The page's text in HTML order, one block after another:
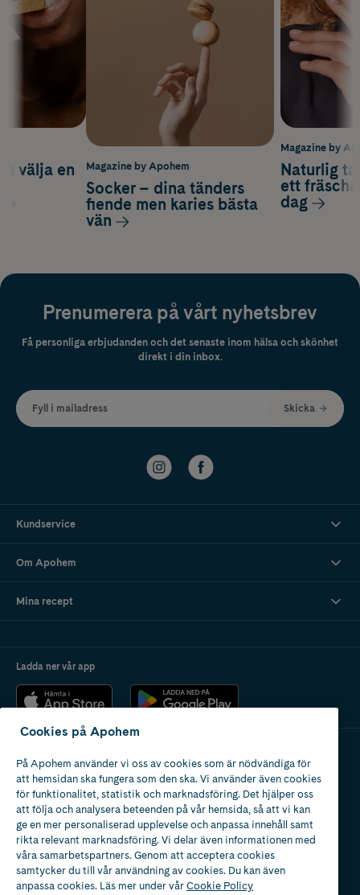
Magazine by
Naturlig
ett
dag
välja en
Magazine by Apohem
Socker – dina tänders
fiende men karies bästa
vän
Prenumerera på vårt nyhetsbrev
Få personliga erbjudanden och det senaste inom hälsa och skönhet
direkt i din inbox.
Fyll i mailadress Skicka
Kundservice
Om Apohem
Mina recept
Ladda ner vår app
Apotek med tillstånd
av Läkemedelsverket
Cookies på Apohem
På Apohem använder vi oss av cookies som är nödvändiga för
att hemsidan ska fungera som den ska. Vi använder även cookies
för funktionalitet, statistik och marknadsföring. Det hjälper oss
att följa och analysera beteenden på vår hemsida, så att vi kan
ge en mer personaliserad upplevelse och anpassa innehåll samt
rikta relevant marknadsföring. Vi delar även informationen med
våra samarbetspartners. Genom att acceptera cookies
samtycker du till vår användning av cookies. Du kan även
anpassa cookies. Läs mer under vårCookie Policy